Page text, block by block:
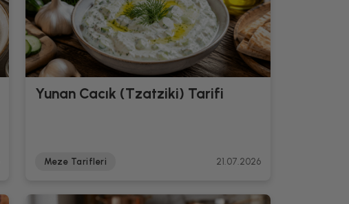
Yunan Cacık (Tzatziki) Tarifi
Meze Tarifleri 21.07.2026